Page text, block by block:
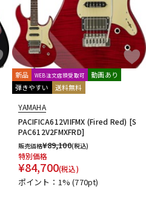
新品 WEB注文店頭受取可
動画あり
弾きやすい
送料無料
YAMAHA
PACIFICA612VIIFMX (Fired Red) [S
PAC612V2FMXFRD]
販売価格¥89,100(税込)
特別価格
¥84,700(税込)
ポイント：1%(770pt)